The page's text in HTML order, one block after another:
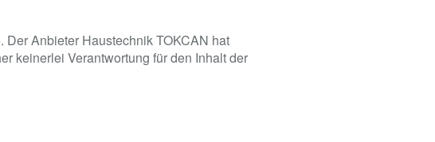
Anbieter Haustechnik TOKCAN hat
keinerlei Verantwortung für den Inhalt der